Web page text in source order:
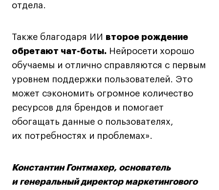
отдела.
Также благодаря ИИ второе рождение
обретают чат-боты. Нейросети хорошо
обучаемы и отлично справляются с первым
уровнем поддержки пользователей. Это
может сэкономить огромное количество
ресурсов для брендов и помогает
обогащать данные о пользователях,
их потребностях и проблемах».
Константин Гонтмахер, основатель
и генеральный директор маркетингового